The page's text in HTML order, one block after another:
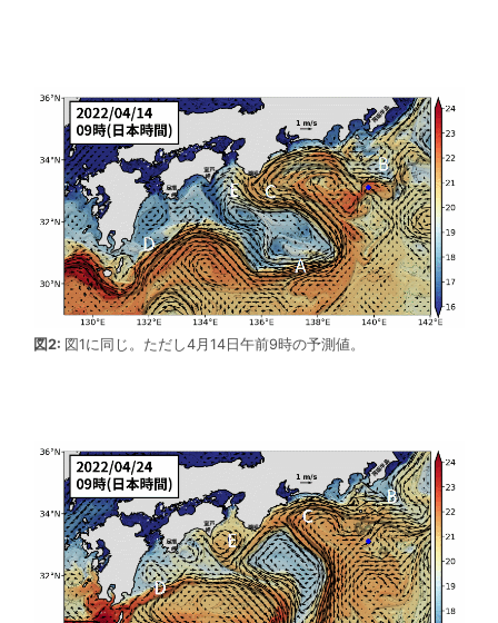
図2: 図1に同じ。ただし4月14日午前9時の予測値。